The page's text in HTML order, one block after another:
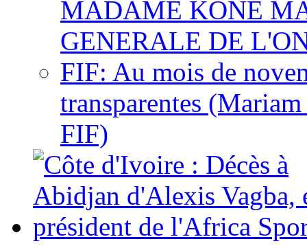
MADAME KONE
GENERALE DE
FIF: Au mois de
transparentes
FIF)